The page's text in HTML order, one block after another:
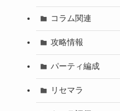
コラム関連
攻略情報
パーティ編成
リセマラ